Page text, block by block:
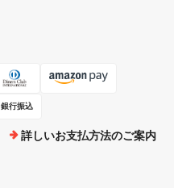
銀行振込
詳しいお支払方法のご案内